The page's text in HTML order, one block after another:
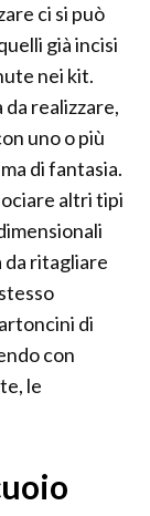
ci si può
già incisi
nei kit.
da realizzare,
uno o più
di fantasia.
altri tipi
da ritagliare
di
con
le